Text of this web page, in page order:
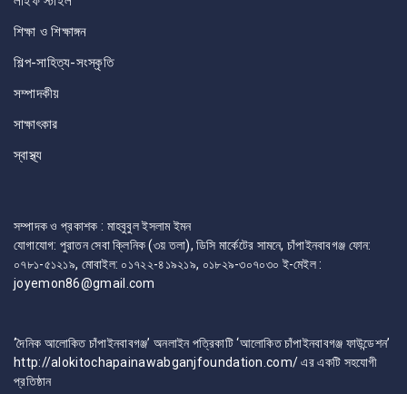
শিক্ষা ও শিক্ষাঙ্গন
শিল্প-সাহিত্য-সংস্কৃতি
সম্পাদকীয়
সাক্ষাৎকার
স্বাস্থ্য
সম্পাদক ও প্রকাশক : মাহবুবুল ইসলাম ইমন
যোগাযোগ: পুরাতন সেবা ক্লিনিক (৩য় তলা), ডিসি মার্কেটের সামনে, চাঁপাইনবাবগঞ্জ ফোন:
০৭৮১-৫১২১৯, মোবাইল: ০১৭২২-৪১৯২১৯, ০১৮২৯-৩০৭০৩০ ই-মেইল :
joyemon86@gmail.com
‘দৈনিক আলোকিত চাঁপাইনবাবগঞ্জ’ অনলাইন পত্রিকাটি ‘আলোকিত চাঁপাইনবাবগঞ্জ ফাউন্ডেশন’
http://alokitochapainawabganjfoundation.com/ এর একটি সহযোগী
প্রতিষ্ঠান